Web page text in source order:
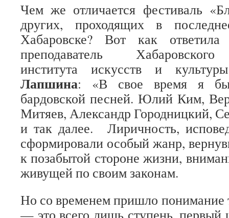
Чем же отличается фестиваль
других, проходящих в
Хабаровске? Вот как
преподаватель Хабаровского
института искусств и
Лапшина: «В свое время я
бардовской песней. Юлий Ким,
Митяев, Александр Городницкий,
и так далее. Лиричность,
сформировали особый жанр,
к позабытой стороне жизни,
живущей по своим законам.
Но со временем пришло понимание
— это всего лишь ступень, первый